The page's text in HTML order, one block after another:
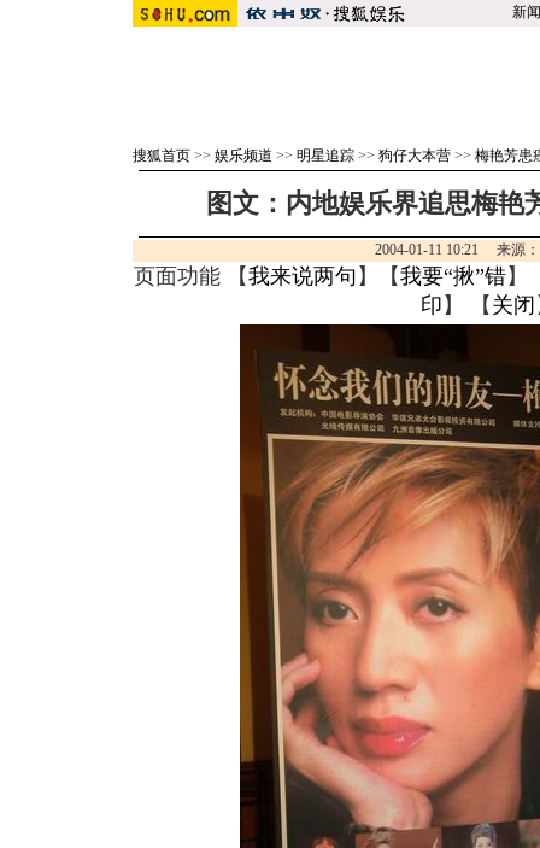
新闻
搜狐首页 >> 娱乐频道 >> 明星追踪 >> 狗仔大本营 >> 梅艳芳患
图文：内地娱乐界追思梅艳
2004-01-11 10:21 来源
页面功能 【我来说两句 】【我要“揪”错】
印 】 【 关闭